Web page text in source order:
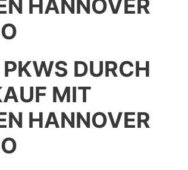
HANNOVER
DURCH
MIT
HANNOVER